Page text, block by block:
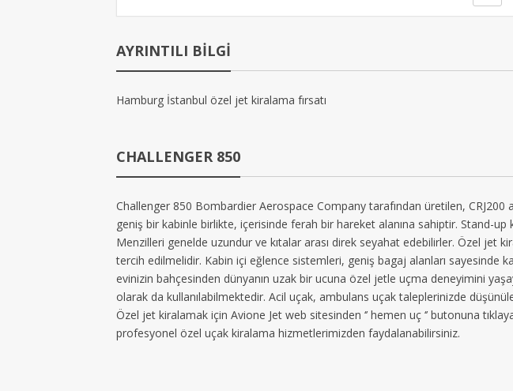
AYRINTILI BİLGİ
Hamburg İstanbul özel jet kiralama fırsatı
CHALLENGER 850
Challenger 850 Bombardier Aerospace Company tarafından üretilen,
geniş bir kabinle birlikte, içerisinde ferah bir hareket alanına sahiptir. Stand-
Menzilleri genelde uzundur ve kıtalar arası direk seyahat edebilirler. Özel
tercih edilmelidir. Kabin içi eğlence sistemleri, geniş bagaj alanları sayesinde
evinizin bahçesinden dünyanın uzak bir ucuna özel jetle uçma deneyimini
olarak da kullanılabilmektedir. Acil uçak, ambulans uçak taleplerinizde
Özel jet kiralamak için Avione Jet web sitesinden ‘’ hemen uç ‘’ butonuna
profesyonel özel uçak kiralama hizmetlerimizden faydalanabilirsiniz.